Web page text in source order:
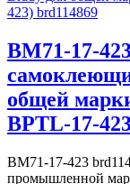
BM71-17-
общей
BPTL-17-
BM71-17-423
промышленной